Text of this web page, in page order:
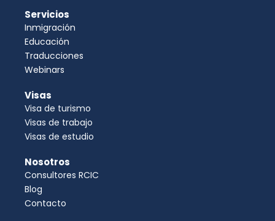
Servicios
Inmigración
Educación
Traducciones
Webinars
Visas
Visa de turismo
Visas de trabajo
Visas de estudio
Nosotros
Consultores RCIC
Blog
Contacto